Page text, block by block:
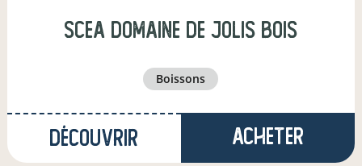
scea domaine de jolis bois
boissons
Découvrir Acheter